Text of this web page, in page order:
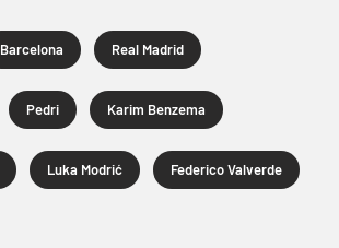
Barcelona Real Madrid
Pedri Karim Benzema
Luka Modrić Federico Valverde